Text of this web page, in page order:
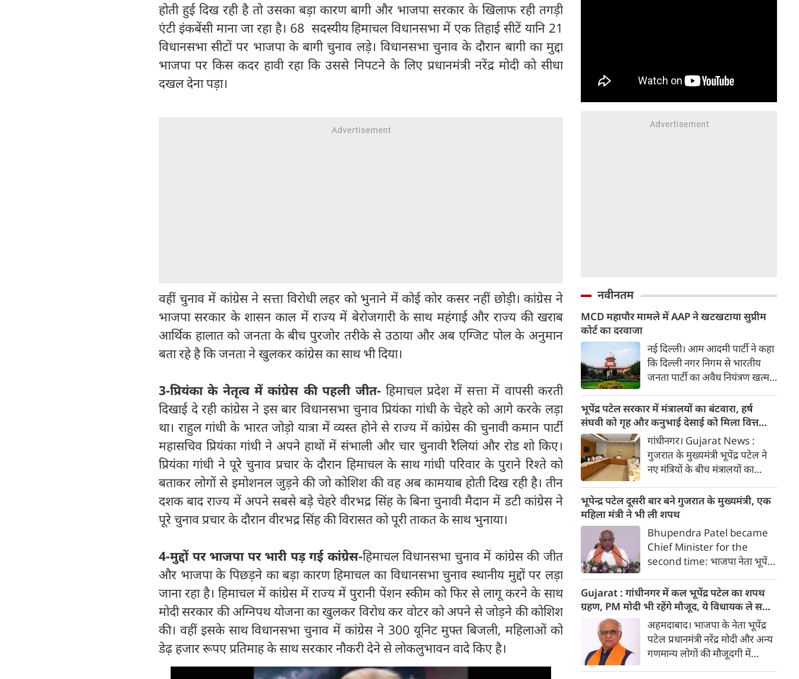
होती हुई दिख रही है तो उसका बड़ा कारण बागी और भाजपा सरकार के खिलाफ रही तगड़ी
एंटी इंकबेंसी माना जा रहा है। 68 सदस्यीय हिमाचल विधानसभा में एक तिहाई सीटें यानि 21
विधानसभा सीटों पर भाजपा के बागी चुनाव लड़े। विधानसभा चुनाव के दौरान बागी का मुद्दा
भाजपा पर किस कदर हावी रहा कि उससे निपटने के लिए प्रधानमंत्री नरेंद्र मोदी को सीधा
दखल देना पड़ा।
वहीं चुनाव में कांग्रेस ने सत्ता विरोधी लहर को भुनाने में कोई कोर कसर नहीं छोड़ी। कांग्रेस ने
भाजपा सरकार के शासन काल में राज्य में बेरोजगारी के साथ महंगाई और राज्य की खराब
आर्थिक हालात को जनता के बीच पुरजोर तरीके से उठाया और अब एग्जिट पोल के अनुमान
बता रहे है कि जनता ने खुलकर कांग्रेस का साथ भी दिया।
3-प्रियंका के नेतृत्व में कांग्रेस की पहली जीत- हिमाचल प्रदेश में सत्ता में वापसी करती
दिखाई दे रही कांग्रेस ने इस बार विधानसभा चुनाव प्रियंका गांधी के चेहरे को आगे करके लड़ा
था। राहुल गांधी के भारत जोड़ो यात्रा में व्यस्त होने से राज्य में कांग्रेस की चुनावी कमान पार्टी
महासचिव प्रियंका गांधी ने अपने हाथों में संभाली और चार चुनावी रैलियां और रोड शो किए।
प्रियंका गांधी ने पूरे चुनाव प्रचार के दौरान हिमाचल के साथ गांधी परिवार के पुराने रिश्ते को
बताकर लोगों से इमोशनल जुड़ने की जो कोशिश की वह अब कामयाब होती दिख रही है। तीन
दशक बाद राज्य में अपने सबसे बड़े चेहरे वीरभद्र सिंह के बिना चुनावी मैदान में डटी कांग्रेस ने
पूरे चुनाव प्रचार के दौरान वीरभद्र सिंह की विरासत को पूरी ताकत के साथ भुनाया।
4-मुद्दों पर भाजपा पर भारी पड़ गई कांग्रेस-हिमाचल विधानसभा चुनाव में कांग्रेस की जीत
और भाजपा के पिछड़ने का बड़ा कारण हिमाचल का विधानसभा चुनाव स्थानीय मुद्दों पर लड़ा
जाना रहा है। हिमाचल में कांग्रेस में राज्य में पुरानी पेंशन स्कीम को फिर से लागू करने के साथ
मोदी सरकार की अग्निपथ योजना का खुलकर विरोध कर वोटर को अपने से जोड़ने की कोशिश
की। वहीं इसके साथ विधानसभा चुनाव में कांग्रेस ने 300 यूनिट मुफ्त बिजली, महिलाओं को
डेढ़ हजार रूपए प्रतिमाह के साथ सरकार नौकरी देने से लोकलुभावन वादे किए है।
नवीनतम
MCD महापौर मामले में AAP ने खटखटाया सुप्रीम
कोर्ट का दरवाजा
नई दिल्ली। आम आदमी पार्टी ने कहा
कि दिल्ली नगर निगम से भारतीय
जनता पार्टी का अवैध नियंत्रण खत्म
का दरवाजा खटखटाना पड़ा। शीर्ष
अदालत महापौर पद की उम्मीदवार
शैली ओबेरॉय की याचिका को 3
फरवरी को सुनवाई के लिए सूचीबद्ध
करने पर सहमत हो गई। याचिकाकर्ता
ने महापौर का चुनाव समयबद्ध तरीके
से कराने के लिए निर्देश देने की मांग
की है।
भूपेंद्र पटेल सरकार में मंत्रालयों का बंटवारा, हर्ष
संघवी को गृह और कनुभाई देसाई को मिला वित्त
विभाग, जानिए किसे कौनसा मंत्रालय मिला
गांधीनगर। Gujarat News :
गुजरात के मुख्यमंत्री भूपेंद्र पटेल ने
नए मंत्रियों के बीच मंत्रालयों का
पटेल ने 16 विभाग अपने पास रखे
हैं। पिछली बार वाले जिन 7 मंत्रियों
को कैबिनेट में शामिल किया गया है
उनके मंत्रालय भी नहीं बदले हैं क्योंकि
उन मंत्रियों को अच्छा काम करने के
कारण कैबिनेट में जगह मिली है।
किस मंत्री को मिला कौनसा मंत्रालय
भूपेन्द्र पटेल दूसरी बार बने गुजरात के मुख्‍यमंत्री, एक
महिला मंत्री ने भी ली शपथ
Bhupendra Patel became
Chief Minister for the
second time: भाजपा नेता भूपेंद्र
मौजूदगी में 12 दिसंबर को गांधीनगर
में गुजरात के मुख्यमंत्री पद की शपथ
ली। मुख्यमंत्री के रूप में पटेल का यह
लगातार दूसरा कार्यकाल है।
राज्यपाल आचार्य देवव्रत ने नए
सचिवालय के पास हेलीपैड ग्राउंड में
आयोजित एक समारोह में पटेल को
Gujarat : गांधीनगर में कल भूपेंद्र पटेल का शपथ
ग्रहण, PM मोदी भी रहेंगे मौजूद, ये विधायक ले सकते
हैं मंत्री पद की शपथअहमदाबाद। भाजपा के नेता भूपेंद्र
पटेल प्रधानमंत्री नरेंद्र मोदी और अन्य
गणमान्य लोगों की मौजूदगी में